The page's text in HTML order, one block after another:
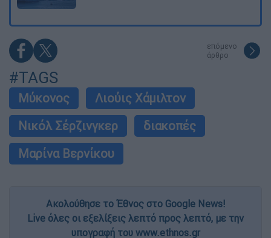
επόμενο
άρθρο
#TAGS
Μύκονος
Λιούις Χάμιλτον
Νικόλ Σέρζινγκερ
διακοπές
Μαρίνα Βερνίκου
Ακολούθησε το Έθνος στο Google News!
Live όλες οι εξελίξεις λεπτό προς λεπτό, με την
υπογραφή του www.ethnos.gr